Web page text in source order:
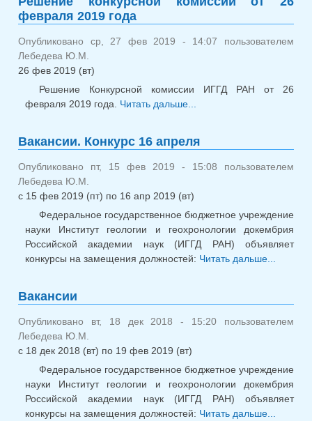
мая
февраля 2019 года
Опубликовано ср, 27 фев 2019 - 14:07 пользователем
Лебедева Ю.М.
26 фев 2019 (вт)
Решение Конкурсной комиссии ИГГД РАН от 26
февраля 2019 года. Читать дальше...
года
Вакансии. Конкурс 16 апреля
Опубликовано пт, 15 фев 2019 - 15:08 пользователем
Лебедева Ю.М.
с 15 фев 2019 (пт) по 16 апр 2019 (вт)
Федеральное государственное бюджетное учреждение
науки Институт геологии и геохронологии докембрия
Российской академии наук (ИГГД РАН) объявляет
конкурсы на замещения должностей: Читать дальше...
апреля
Вакансии
Опубликовано вт, 18 дек 2018 - 15:20 пользователем
Лебедева Ю.М.
с 18 дек 2018 (вт) по 19 фев 2019 (вт)
Федеральное государственное бюджетное учреждение
науки Институт геологии и геохронологии докембрия
Российской академии наук (ИГГД РАН) объявляет
конкурсы на замещения должностей: Читать дальше...